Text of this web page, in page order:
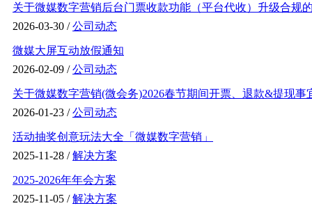
关于微媒数字营销后台门票收款功能（平台代收）升级合规
2026-03-30 /公司动态
微媒大屏互动放假通知
2026-02-09 /公司动态
关于微媒数字营销(微会务)2026春节期间开票、退款&提现事
2026-01-23 /公司动态
活动抽奖创意玩法大全「微媒数字营销」
2025-11-28 /解决方案
2025-2026年年会方案
2025-11-05 /解决方案